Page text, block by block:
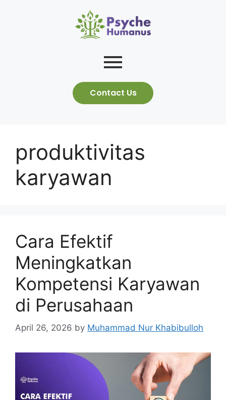
Contact Us
produktivitas
karyawan
Cara Efektif
Meningkatkan
Kompetensi Karyawan
di Perusahaan
April 26, 2026 by Muhammad Nur Khabibulloh